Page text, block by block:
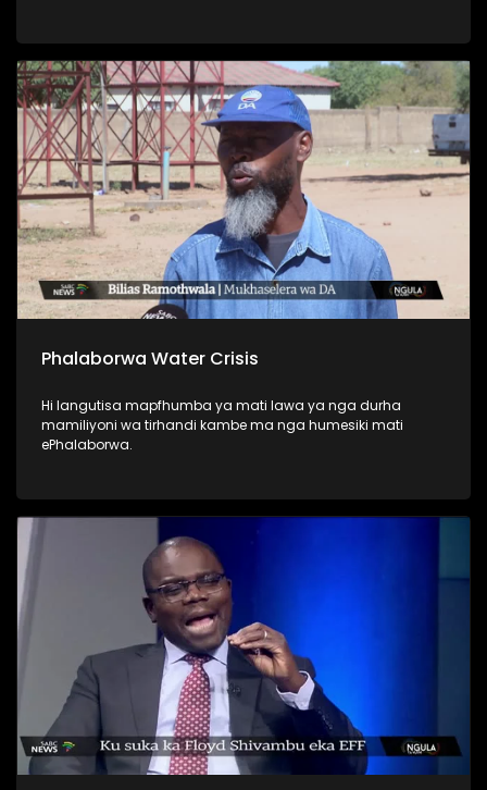
Phalaborwa Water Crisis
Hi langutisa mapfhumba ya mati lawa ya nga durha
mamiliyoni wa tirhandi kambe ma nga humesiki mati
ePhalaborwa.